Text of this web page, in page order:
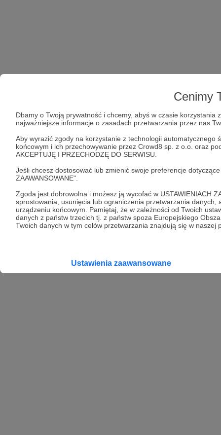
Cenimy
Dbamy o Twoją prywatność i chcemy, abyś w czasie korzystania
najważniejsze informacje o zasadach przetwarzania przez nas
Aby wyrazić zgody na korzystanie z technologii
końcowym i ich przechowywanie przez Crowd8 sp. z o.o. oraz
AKCEPTUJĘ I PRZECHODZĘ DO SERWISU.
Jeśli chcesz dostosować lub zmienić swoje preferencje
ZAAWANSOWANE".
Zgoda jest dobrowolna i możesz ją wycofać w USTAWIENIACH
sprostowania, usunięcia lub ograniczenia przetwarzania
urządzeniu końcowym. Pamiętaj, że w zależności od Twoich
danych z państw trzecich tj. z państw spoza Europejskiego
Twoich danych w tym celów przetwarzania znajdują się w naszej
Ustawienia zaawansowane